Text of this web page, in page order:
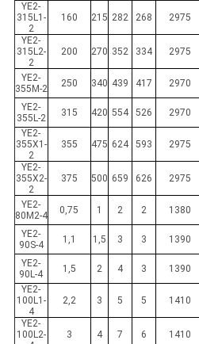
YE2-
315L1-
2
160 215 282 268 2975
YE2-
315L2-
2
200 270 352 334 2975
YE2-
355M-2
250 340 439 417 2970
YE2-
355L-2
315 420 554 526 2970
YE2-
355X1-
2
355 475 624 593 2975
YE2-
355X2-
2
375 500 659 626 2975
YE2-
80M2-4
0,75 1 2 2 1380
YE2-
90S-4
1,1 1,5 3 3 1390
YE2-
90L-4
1,5 2 4 3 1390
YE2-
100L1-
4
2,2 3 5 5 1410
YE2-
100L2-
3 4 7 6 1410